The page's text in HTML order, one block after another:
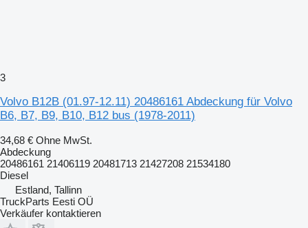
3
Volvo B12B (01.97-12.11) 20486161 Abdeckung für Volvo
B6, B7, B9, B10, B12 bus (1978-2011)
34,68 € Ohne MwSt.
Abdeckung
20486161 21406119 20481713 21427208 21534180
Diesel
Estland, Tallinn
TruckParts Eesti OÜ
Verkäufer kontaktieren